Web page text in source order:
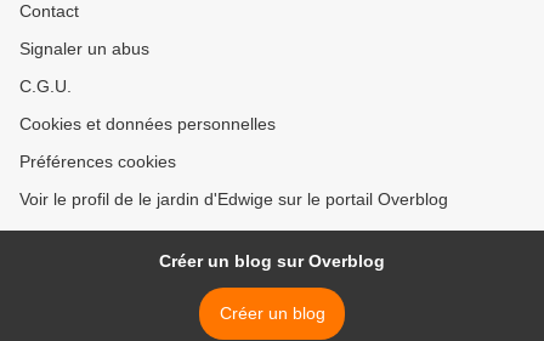
Contact
Signaler un abus
C.G.U.
Cookies et données personnelles
Préférences cookies
Voir le profil de le jardin d'Edwige sur le portail Overblog
Créer un blog sur Overblog
Créer un blog